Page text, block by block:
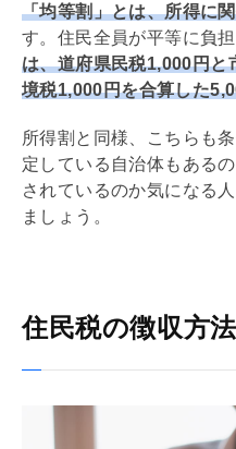
「均等割」とは、所得に
す。住民全員が平等に負
は、道府県民税1,000円と
境税1,000円を合算した
所得割と同様、こちらも
定している自治体もある
されているのか気になる
ましょう。
住民税の徴収方法